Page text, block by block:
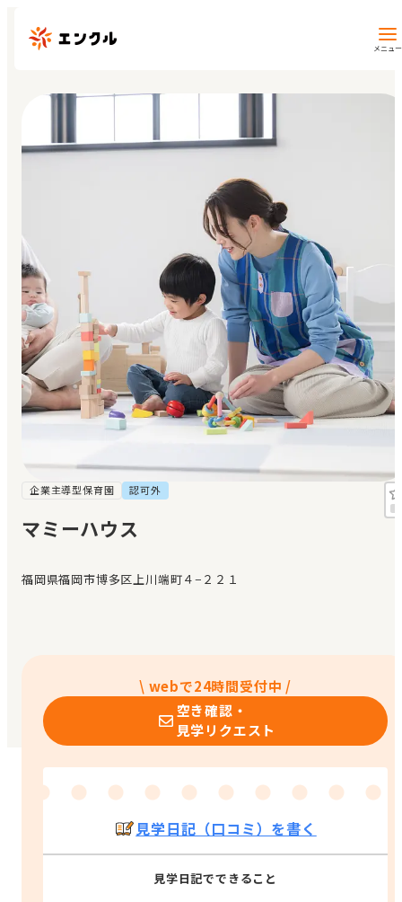
メニュー
マイページ
閲覧履歴
お気に入り
見学日記
メッセージ
おすすめの園
エンクルの特徴と活用方法
企業主導型保育園 認可外
マミーハウス
福岡県福岡市博多区上川端町４−２２１
\ webで24時間受付中 /
空き確認・
見学リクエスト
見学日記（口コミ）を書く
見学日記でできること